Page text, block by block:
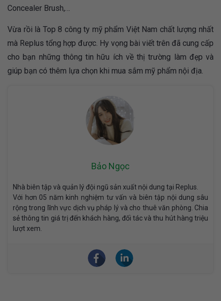
Concealer Brush,…
Vừa rồi là Top 8 công ty mỹ phẩm Việt Nam chất lượng nhất
mà Replus tổng hợp được. Hy vọng bài viết trên đã cung cấp
cho bạn những thông tin hữu ích về thị trường làm đẹp và
giúp bạn có thêm lựa chọn khi mua sắm mỹ phẩm nội địa.
Bảo Ngọc
Nhà biên tập và quản lý đội ngũ sản xuất nội dung tại Replus.
Với hơn 05 năm kinh nghiệm tư vấn và biên tập nội dung sâu
rộng trong lĩnh vực dịch vụ pháp lý và cho thuê văn phòng. Chia
sẻ thông tin giá trị đến khách hàng, đối tác và thu hút hàng triệu
lượt xem.